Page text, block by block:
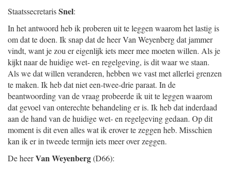
StaatssecretarisSnel:
In het antwoord heb ik proberen uit te leggen waarom het lastig is
om dat te doen. Ik snap dat de heer Van Weyenberg dat jammer
vindt, want je zou er eigenlijk iets meer mee moeten willen. Als je
kijkt naar de huidige wet- en regelgeving, is dit waar we staan.
Als we dat willen veranderen, hebben we vast met allerlei grenzen
te maken. Ik heb dat niet een-twee-drie paraat. In de
beantwoording van de vraag probeerde ik uit te leggen waarom
dat gevoel van onterechte behandeling er is. Ik heb dat inderdaad
aan de hand van de huidige wet- en regelgeving gedaan. Op dit
moment is dit even alles wat ik erover te zeggen heb. Misschien
kan ik er in tweede termijn iets meer over zeggen.
De heerVan Weyenberg(D66):